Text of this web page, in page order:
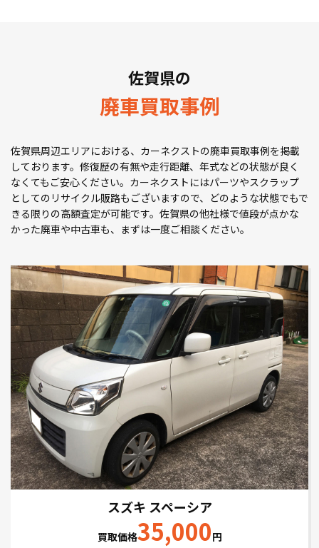
佐賀県の
廃車買取事例
佐賀県周辺エリアにおける、カーネクストの廃車買取事例を掲載
しております。修復歴の有無や走行距離、年式などの状態が良く
なくてもご安心ください。カーネクストにはパーツやスクラップ
としてのリサイクル販路もございますので、どのような状態でもで
きる限りの高額査定が可能です。佐賀県の他社様で値段が点かな
かった廃車や中古車も、まずは一度ご相談ください。
スズキ スペーシア
買取価格35,000円